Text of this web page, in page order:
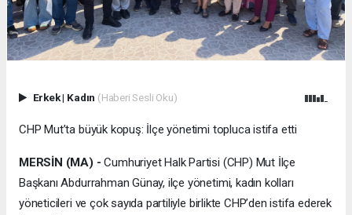
Erkek| Kadın (Haberi Sesli Oku)
CHP Mut’ta büyük kopuş: İlçe yönetimi topluca istifa etti
MERSİN (MA) - Cumhuriyet Halk Partisi (CHP) Mut İlçe
Başkanı Abdurrahman Günay, ilçe yönetimi, kadın kolları
yöneticileri ve çok sayıda partiliyle birlikte CHP’den istifa ederek